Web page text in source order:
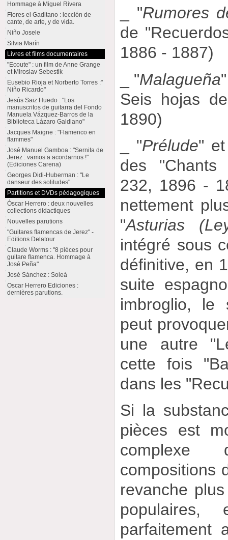
_ "Rumores
de
1886 - 1887)
_ "Malagueña
Seis hojas
1890)
_ "Prélude"
des "Chants
232, 1896 -
nettement
"Asturias
intégré sous
définitive, en
suite
imbroglio, le
peut
une autre
cette fois
dans les
Si la
pièces est
compositions
revanche
populaires,
parfaitement
Hommage à Miguel Rivera
Flores el Gaditano : lección de
cante, de arte, y de vida.
Niño Josele
Silvia Marín
Livres et films documentaires
"Ecoute" : un film de Anne Grange
et Miroslav Sebestik
Eusebio Rioja et Norberto Torres :"
Niño Ricardo"
Jesús Saiz Huedo : "Los
manuscritos de guitarra del Fondo
Manuela Vázquez-Barros de la
Biblioteca Lázaro Galdiano"
Jacques Maigne : "Flamenco en
flammes"
José Manuel Gamboa : "Sernita de
Jerez : vamos a acordarnos !"
(Ediciones Carena)
Georges Didi-Huberman : "Le
danseur des solitudes"
Partitions et DVDs pédagogiques
Óscar Herrero : deux nouvelles
collections didactiques
Nouvelles parutions
"Guitares flamencas de Jerez" -
Editions Delatour
Claude Worms : "8 pièces pour
guitare flamenca. Hommage à
José Peña"
José Sánchez : Soleá
Oscar Herrero Ediciones :
dernières parutions.